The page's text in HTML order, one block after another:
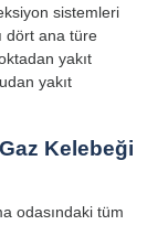
sistemleri
dört ana türe
yakıt
yakıt
Kelebeği
odasındaki tüm